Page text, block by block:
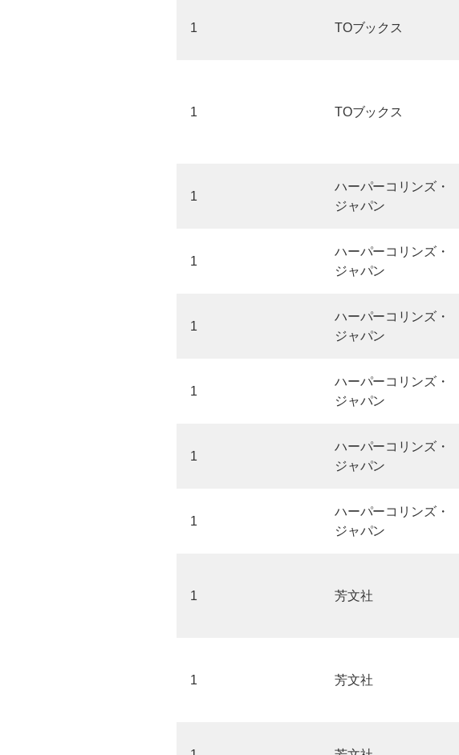
1 TOブックス
1 TOブックス
1
ハーパーコリンズ・
ジャパン
1
ハーパーコリンズ・
ジャパン
1
ハーパーコリンズ・
ジャパン
1
ハーパーコリンズ・
ジャパン
1
ハーパーコリンズ・
ジャパン
1
ハーパーコリンズ・
ジャパン
1 芳文社
1 芳文社